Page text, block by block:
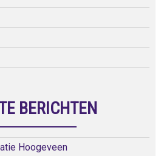
BERICHTEN
Hoogeveen